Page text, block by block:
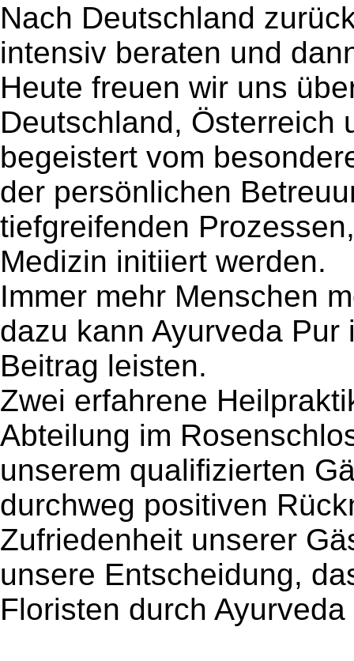
Nach Deutschland
intensiv beraten und
Heute freuen wir uns
Deutschland, Österreich
begeistert vom
der persönlichen
tiefgreifenden
Medizin initiiert werden.
Immer mehr Menschen
dazu kann Ayurveda
Beitrag leisten.
Zwei erfahrene
Abteilung im
unserem qualifizierten
durchweg positiven
Zufriedenheit unserer
unsere Entscheidung,
Floristen durch